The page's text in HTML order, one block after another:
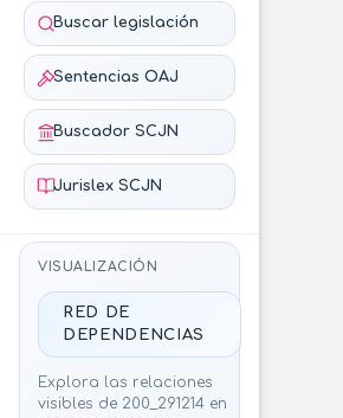
Buscar legislación
Sentencias OAJ
Buscador SCJN
Jurislex SCJN
VISUALIZACIÓN
RED DE
DEPENDENCIAS
Explora las relaciones
visibles de 200_291214 en